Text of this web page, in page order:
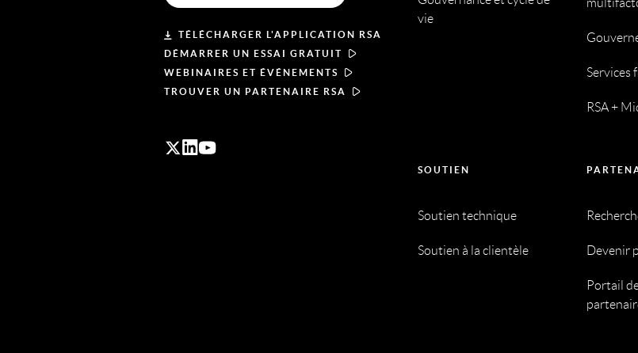
TÉLÉCHARGER L'APPLICATION RSA
DÉMARRER UN ESSAI GRATUIT
WEBINAIRES ET ÉVÉNEMENTS
TROUVER UN PARTENAIRE RSA
vie
Services
RSA +
SOUTIEN
Soutien technique
Soutien à la clientèle Devenir
Portail